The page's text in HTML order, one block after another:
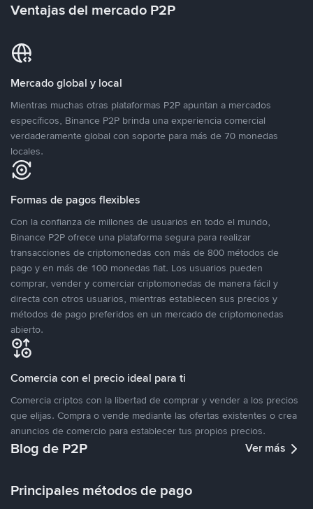
Ventajas del mercado P2P
Mercado global y local
Mientras muchas otras plataformas P2P apuntan a mercados
específicos, Binance P2P brinda una experiencia comercial
verdaderamente global con soporte para más de 70 monedas
locales.
Formas de pagos flexibles
Con la confianza de millones de usuarios en todo el mundo,
Binance P2P ofrece una plataforma segura para realizar
transacciones de criptomonedas con más de 800 métodos de
pago y en más de 100 monedas fiat. Los usuarios pueden
comprar, vender y comerciar criptomonedas de manera fácil y
directa con otros usuarios, mientras establecen sus precios y
métodos de pago preferidos en un mercado de criptomonedas
abierto.
Comercia con el precio ideal para ti
Comercia criptos con la libertad de comprar y vender a los precios
que elijas. Compra o vende mediante las ofertas existentes o crea
anuncios de comercio para establecer tus propios precios.
Blog de P2P Ver más
Principales métodos de pago